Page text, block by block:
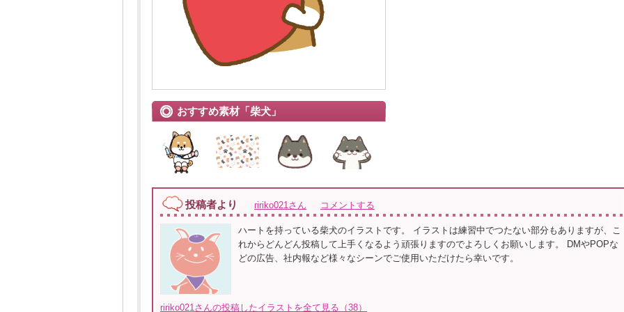
おすすめ素材「柴犬」
投稿者より ririko021さん コメントする
ハートを持っている柴犬のイラストです。 イラストは練習中でつたない部分もありますが、こ
れからどんどん投稿して上手くなるよう頑張りますのでよろしくお願いします。 DMやPOPな
どの広告、社内報など様々なシーンでご使用いただけたら幸いです。
ririko021さんの投稿したイラストを全て見る（38）